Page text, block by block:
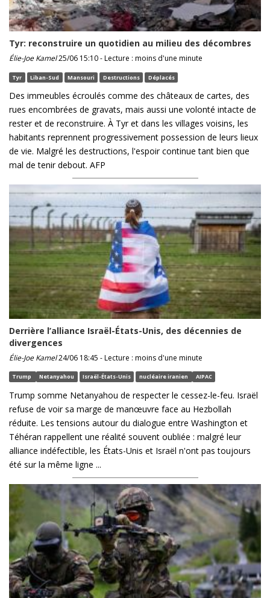
Tyr: reconstruire un quotidien au milieu des décombres
Élie-Joe Kamel25/06 15:10 - Lecture : moins d'une minute
Tyr Liban-Sud Mansouri Destructions Déplacés
Des immeubles écroulés comme des châteaux de cartes, des
rues encombrées de gravats, mais aussi une volonté intacte de
rester et de reconstruire. À Tyr et dans les villages voisins, les
habitants reprennent progressivement possession de leurs lieux
de vie. Malgré les destructions, l'espoir continue tant bien que
mal de tenir debout. AFP
Derrière l’alliance Israël-États-Unis, des décennies de
divergences
Élie-Joe Kamel24/06 18:45 - Lecture : moins d'une minute
Trump Netanyahou Israël-États-Unis nucléaire iranien AIPAC
Trump somme Netanyahou de respecter le cessez-le-feu. Israël
refuse de voir sa marge de manœuvre face au Hezbollah
réduite. Les tensions autour du dialogue entre Washington et
Téhéran rappellent une réalité souvent oubliée : malgré leur
alliance indéfectible, les États-Unis et Israël n'ont pas toujours
été sur la même ligne ...